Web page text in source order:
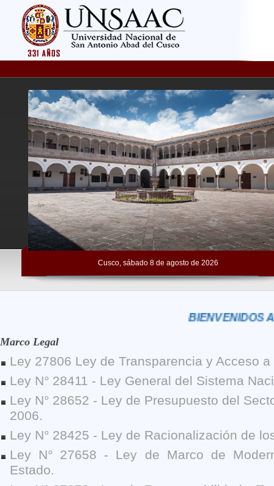
Cusco, sábado 8 de agosto de 2026
BIENVENIDOS AL
Marco Legal
Ley 27806 Ley de Transparencia y Acceso
Ley N° 28411 - Ley General del Sistema
Ley N° 28652 - Ley de Presupuesto del
2006.
Ley N° 28425 - Ley de Racionalización de
Ley N° 27658 - Ley de Marco de
Estado.